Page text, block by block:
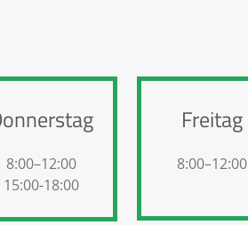
8:00–12:00
15:00-18:00
Freitag
8:00–12:00